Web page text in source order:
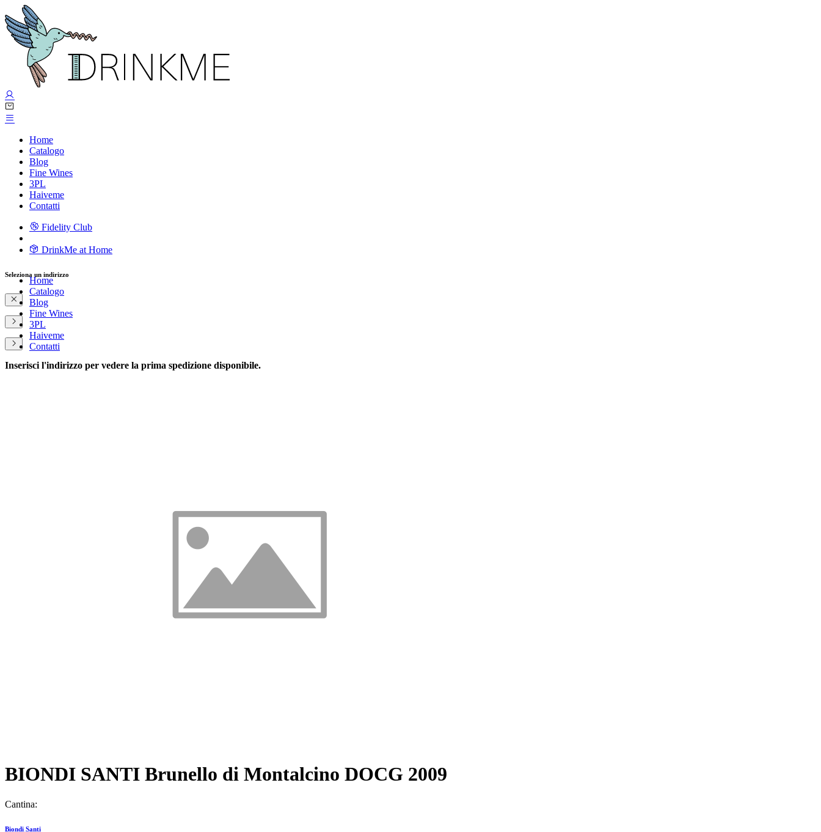
Home
Catalogo
Blog
Fine Wines
3PL
Haiveme
Contatti
Fidelity Club
DrinkMe at Home
Home
Catalogo
Blog
Fine Wines
3PL
Haiveme
Contatti
Seleziona un indirizzo
Inserisci l'indirizzo per vedere la prima spedizione disponibile.
BIONDI SANTI Brunello di Montalcino DOCG 2009
Cantina:
Biondi Santi